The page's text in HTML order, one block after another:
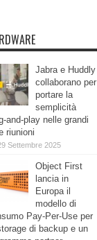
Jabra e Huddly
collaborano per
portare la
semplicità
and-play nelle grandi
riunioni
Settembre 2025
Object First
lancia in
Europa il
modello di
Pay-Per-Use per
di backup e un